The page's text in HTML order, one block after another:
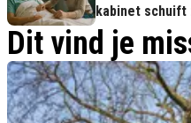
kabinet
Dit vind je